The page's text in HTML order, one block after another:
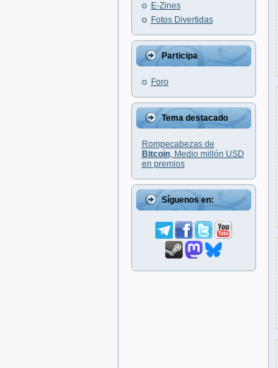
E-Zines
Fotos Divertidas
Participa
Foro
Tema destacado
Rompecabezas de
Bitcoin, Medio millón USD
en premios
Síguenos en: